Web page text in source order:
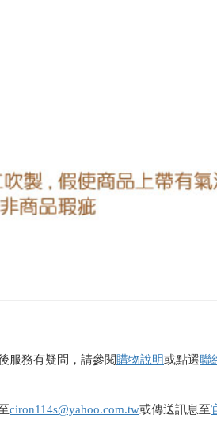
服務有疑問，請參閱購物說明或點選聯
ciron114s@yahoo.com.tw或傳送訊息至